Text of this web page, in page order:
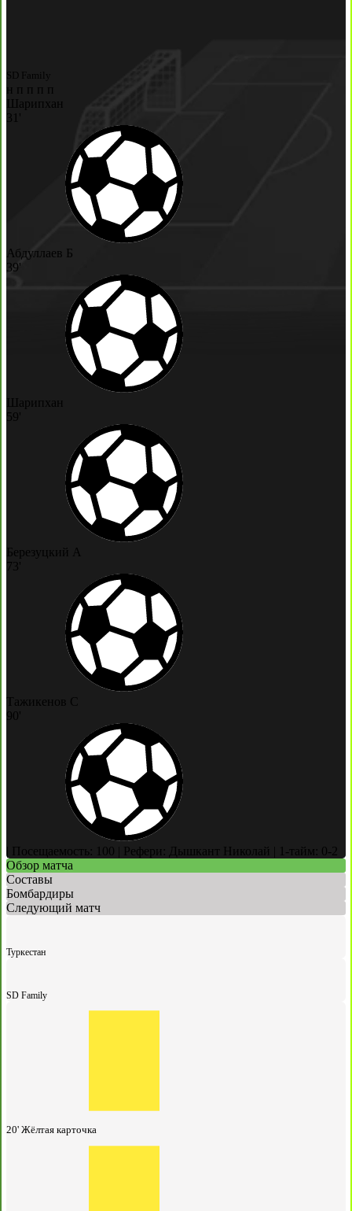
SD Family
н п п п
п
Шарипхан
31'
Абдуллаев Б
39'
Шарипхан
59'
Березуцкий А
73'
Тажикенов С
90'
Посещаемость: 100 Рефери: Дышкант Николай
1-тайм: 0-2
Обзор матча
Составы
Бомбардиры
Следующий матч
Туркестан
SD Family
20' Жёлтая карточка